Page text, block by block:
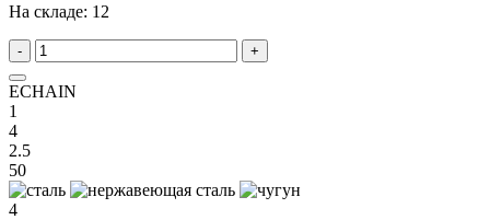
На складе: 12
- +
ECHAIN
1
4
2.5
50
4